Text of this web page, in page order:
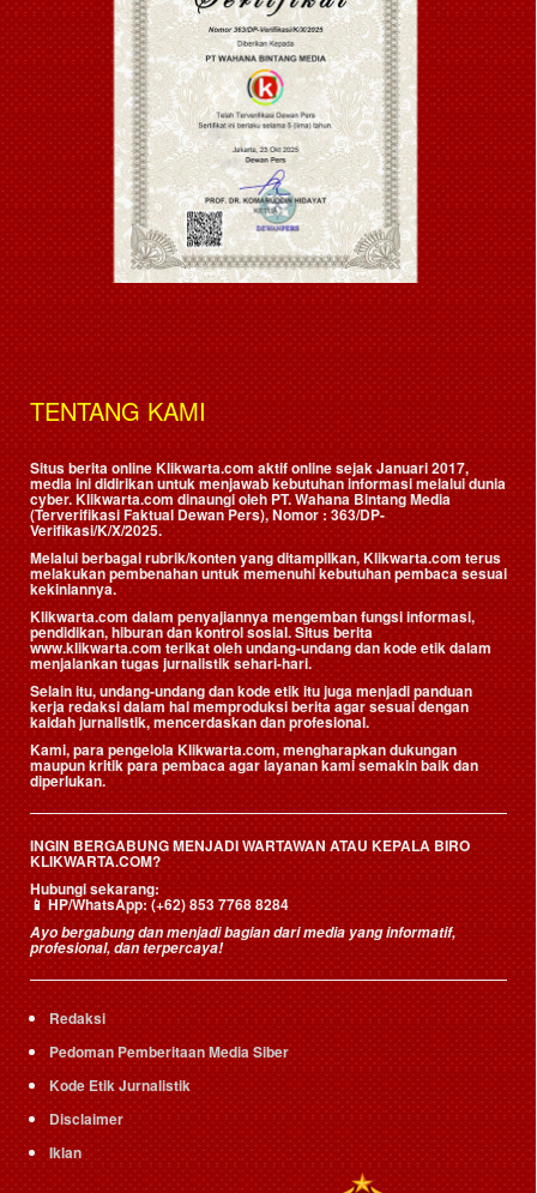
TENTANG KAMI
Situs berita online Klikwarta.com aktif online sejak Januari 2017,
media ini didirikan untuk menjawab kebutuhan informasi melalui dunia
cyber. Klikwarta.com dinaungi oleh PT. Wahana Bintang Media
(Terverifikasi Faktual Dewan Pers), Nomor : 363/DP-
Verifikasi/K/X/2025.
Melalui berbagai rubrik/konten yang ditampilkan, Klikwarta.com terus
melakukan pembenahan untuk memenuhi kebutuhan pembaca sesuai
kekiniannya.
Klikwarta.com dalam penyajiannya mengemban fungsi informasi,
pendidikan, hiburan dan kontrol sosial. Situs berita
www.klikwarta.com terikat oleh undang-undang dan kode etik dalam
menjalankan tugas jurnalistik sehari-hari.
Selain itu, undang-undang dan kode etik itu juga menjadi panduan
kerja redaksi dalam hal memproduksi berita agar sesuai dengan
kaidah jurnalistik, mencerdaskan dan profesional.
Kami, para pengelola Klikwarta.com, mengharapkan dukungan
maupun kritik para pembaca agar layanan kami semakin baik dan
diperlukan.
INGIN BERGABUNG MENJADI WARTAWAN ATAU KEPALA BIRO
KLIKWARTA.COM?
Hubungi sekarang:
📱HP/WhatsApp:(+62) 853 7768 8284
Ayo bergabung dan menjadi bagian dari media yang informatif,
profesional, dan terpercaya!
Redaksi
Pedoman Pemberitaan Media Siber
Kode Etik Jurnalistik
Disclaimer
Iklan